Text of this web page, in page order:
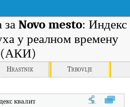
заNovo mesto: Индекс
у реалном времену
(АКИ)
Hrastnik Trbovlje
квалитета ваздуха (АКИ) компаније